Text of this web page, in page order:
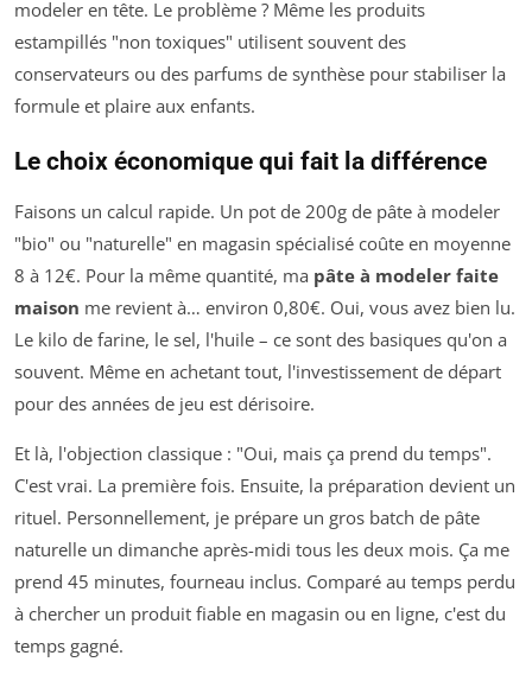
modeler en tête. Le problème ? Même les produits
estampillés "non toxiques" utilisent souvent des
conservateurs ou des parfums de synthèse pour stabiliser la
formule et plaire aux enfants.
Le choix économique qui fait la différence
Faisons un calcul rapide. Un pot de 200g de pâte à modeler
"bio" ou "naturelle" en magasin spécialisé coûte en moyenne
8 à 12€. Pour la même quantité, ma pâte à modeler faite
maison me revient à… environ 0,80€. Oui, vous avez bien lu.
Le kilo de farine, le sel, l'huile – ce sont des basiques qu'on a
souvent. Même en achetant tout, l'investissement de départ
pour des années de jeu est dérisoire.
Et là, l'objection classique : "Oui, mais ça prend du temps".
C'est vrai. La première fois. Ensuite, la préparation devient un
rituel. Personnellement, je prépare un gros batch de pâte
naturelle un dimanche après-midi tous les deux mois. Ça me
prend 45 minutes, fourneau inclus. Comparé au temps perdu
à chercher un produit fiable en magasin ou en ligne, c'est du
temps gagné.